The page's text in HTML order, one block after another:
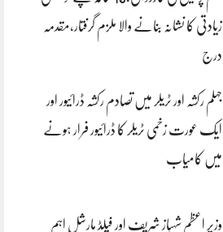
زیادتی کا نشانہ بنانے والا ملزم گرفتار،مقدمہ
درج
جہلم رکشہ اور ٹریلر میں تصادم رکشہ ڈرائیور اور
ایک عورت زخمی ٹریلر کا ڈرائیور فرار ہونے
میں کامیاب
وزیر اعظم شہباز شریف اور فیلڈ مارشل اہم